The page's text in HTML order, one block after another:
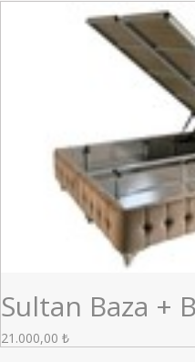
Sultan Baza +
21.000,00 ₺